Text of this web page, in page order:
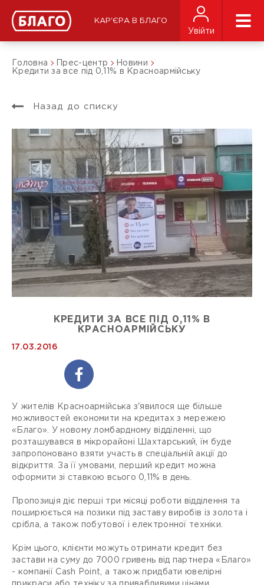
КАР'ЄРА В БЛАГО
Увійти
Головна Прес-центр
Новини
Кредити за все під 0,11% в Красноармійську
Назад до списку
КРЕДИТИ ЗА ВСЕ ПІД 0,11% В
КРАСНОАРМІЙСЬКУ
17.03.2016
У жителів Красноармійська з'явилося ще більше
можливостей економити на кредитах з мережею
«Благо». У новому ломбардному відділенні, що
розташувався в мікрорайоні Шахтарський, їм буде
запропоновано взяти участь в спеціальній акції до
відкриття. За її умовами, перший кредит можна
оформити зі ставкою всього 0,11% в день.
Пропозиція діє перші три місяці роботи відділення та
поширюється на позики під заставу виробів із золота і
срібла, а також побутової і електронної техніки.
Крім цього, клієнти можуть отримати кредит без
застави на суму до 7000 гривень від партнера «Благо»
- компанії Сash Point, а також придбати ювелірні